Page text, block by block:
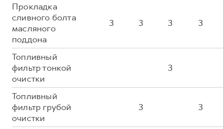
Прокладка
сливного болта
масляного
поддона
З З З З
Топливный
фильтр тонкой
очистки
З
Топливный
фильтр грубой
очистки
З З